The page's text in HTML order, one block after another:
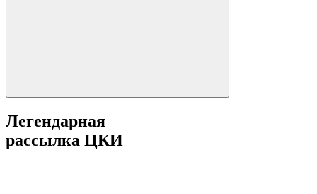
Легендарная
рассылка ЦКИ